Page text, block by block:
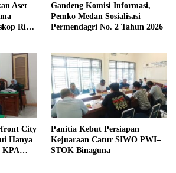
Aset
Ria
Gandeng Komisi Informasi,
Pemko Medan Sosialisasi
Permendagri No. 2 Tahun 2026
City
Hanya
KPA
Panitia Kebut Persiapan
Kejuaraan Catur SIWO PWI–
STOK Binaguna